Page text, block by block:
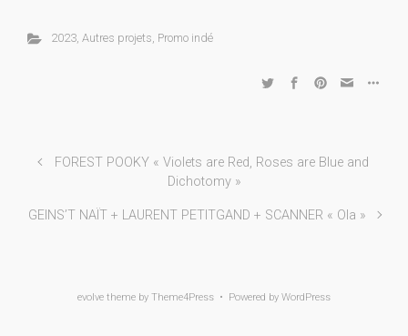
2023, Autres projets, Promo indé
FOREST POOKY « Violets are Red, Roses are Blue and
Dichotomy »
GEINS’T NAÏT + LAURENT PETITGAND + SCANNER « Ola »
evolve theme by Theme4Press • Powered by WordPress